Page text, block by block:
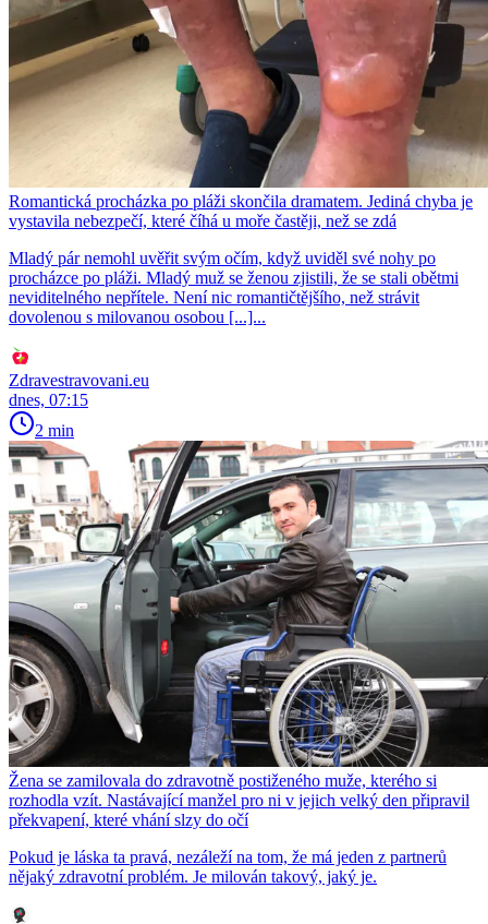
Romantická procházka po pláži skončila dramatem. Jediná chyba je
vystavila nebezpečí, které číhá u moře častěji, než se zdá
Mladý pár nemohl uvěřit svým očím, když uviděl své nohy po
procházce po pláži. Mladý muž se ženou zjistili, že se stali obětmi
neviditelného nepřítele. Není nic romantičtějšího, než strávit
dovolenou s milovanou osobou [...]...
Zdravestravovani.eu
dnes, 07:15
2 min
Žena se zamilovala do zdravotně postiženého muže, kterého si
rozhodla vzít. Nastávající manžel pro ni v jejich velký den připravil
překvapení, které vhání slzy do očí
Pokud je láska ta pravá, nezáleží na tom, že má jeden z partnerů
nějaký zdravotní problém. Je milován takový, jaký je.